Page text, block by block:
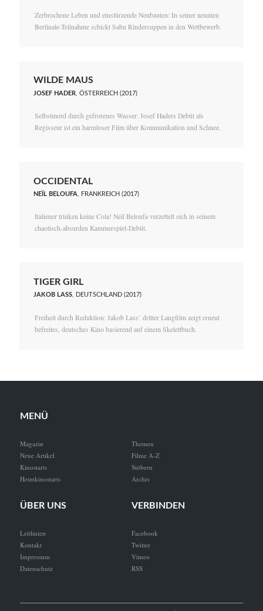
Zerbrochene Leben und einstürzende Neubauten: In seiner neunten
Berlinale-Teilnahme schickt Sabu Rindersuppen in den Wettbewerb.
WILDE MAUS
JOSEF HADER , ÖSTERREICH (2017)
Selbstmord durch gefrorenes Wasser: Josef Haders Debüt als
Regisseur ist ein harmloser Film über Kommunikation und Schnee.
OCCIDENTAL
NEÏL BELOUFA , FRANKREICH (2017)
Italiener trinken keine Cola! Neïl Beloufa verzettelt sich in seinem
chaotisch-absurden Kammerspiel-Debüt.
TIGER GIRL
JAKOB LASS, DEUTSCHLAND (2017)
Freiheit durch Reduktion: Jakob Lass’ dritter Langfilm zeigt erneut
befreites, deutsches Kino basierend auf einem Skelettbuch.
MENÜ
Magazin
Neue Artikel
Kinostarts
Heimkinostarts
Themen
Filme A-Z
Stöbern
Archiv
ÜBER UNS
Leitlinien
Kontakt
Impressum
Datenschutz
VERBINDEN
Facebook
Twitter
Vimeo
RSS